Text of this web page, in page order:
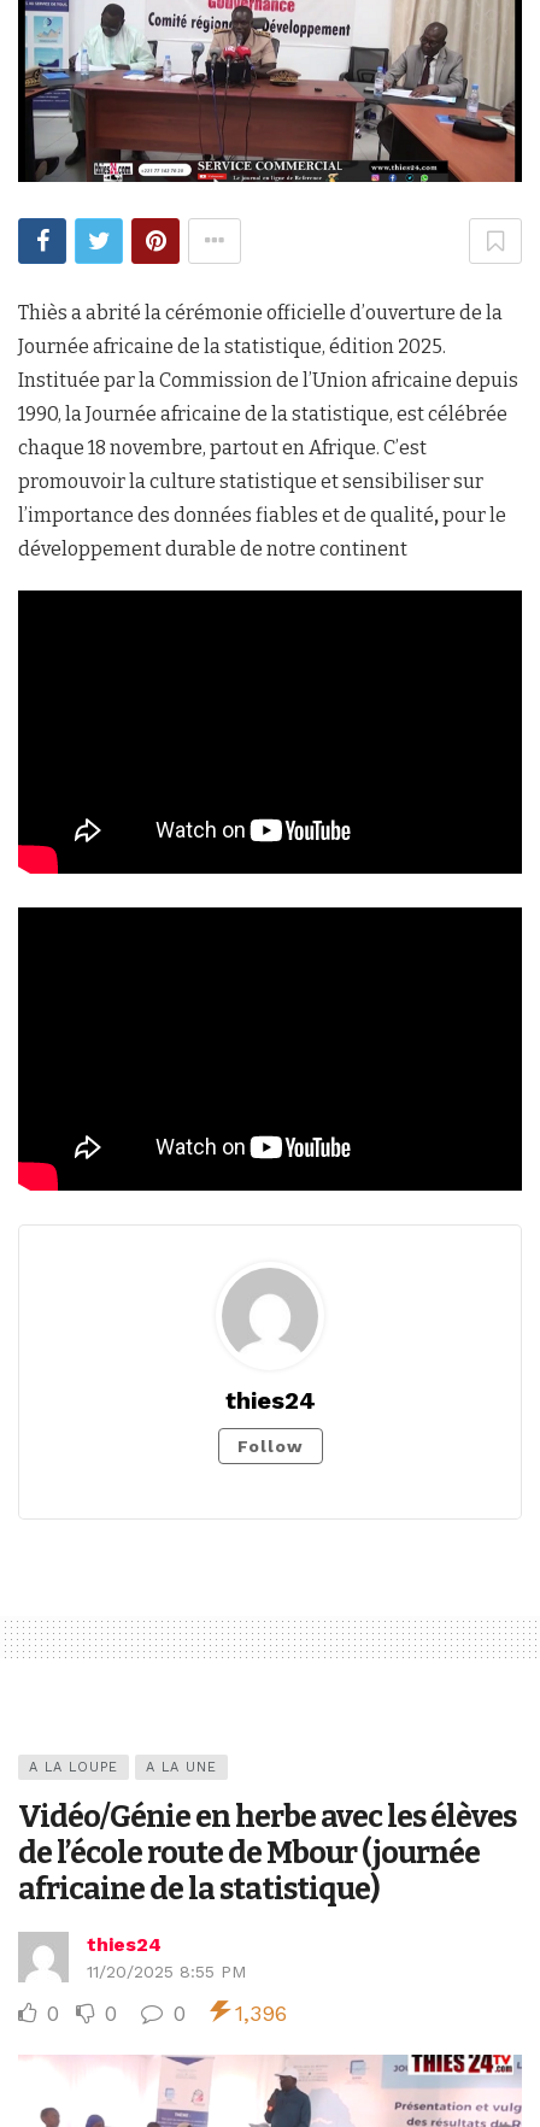
Thiès a abrité la cérémonie officielle d’ouverture de la
Journée africaine de la statistique, édition 2025.
Instituée par la Commission de l’Union africaine depuis
1990, la Journée africaine de la statistique, est célébrée
chaque 18 novembre, partout en Afrique. C’est
promouvoir la culture statistique et sensibiliser sur
l’importance des données fiables et de qualité, pour le
développement durable de notre continent
thies24
Follow
A LA LOUPE A LA UNE
Vidéo/Génie en herbe avec les élèves
de l’école route de Mbour (journée
africaine de la statistique)
thies24
11/20/2025 8:55 PM
0 0 0 1,396